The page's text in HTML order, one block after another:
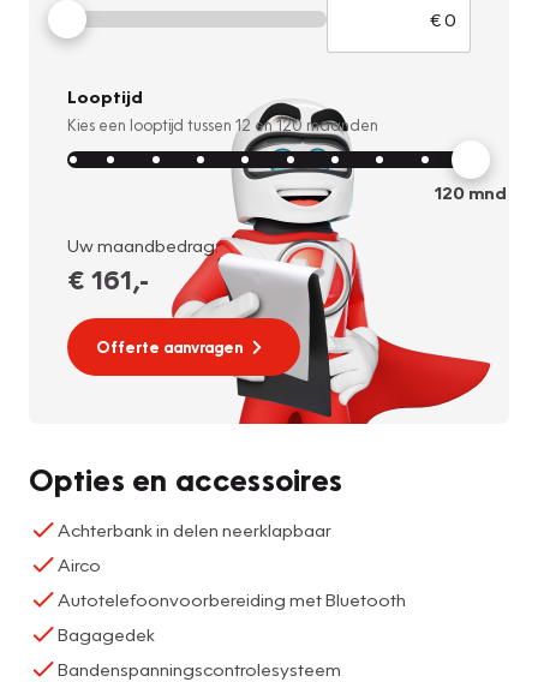
Looptijd
Kies een looptijd tussen 12 en120 maanden
120mnd
Uw maandbedrag:
€ 161,-
Offerte aanvragen
Opties en accessoires
Achterbank in delen neerklapbaar
Airco
Autotelefoonvoorbereiding met Bluetooth
Bagagedek
Bandenspanningscontrolesysteem